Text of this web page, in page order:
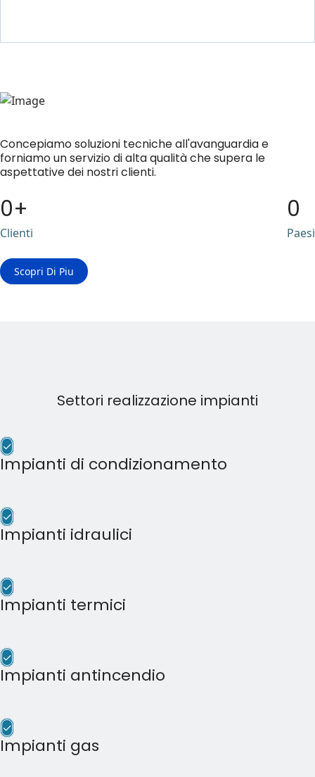
Concepiamo soluzioni tecniche all'avanguardia e
forniamo un servizio di alta qualità che supera le
aspettative dei nostri clienti.
0
Clienti
0
Paesi
Scopri Di Piu
Settori realizzazione impianti
✓
Impianti di condizionamento
✓
Impianti idraulici
✓
Impianti termici
✓
Impianti antincendio
✓
Impianti gas